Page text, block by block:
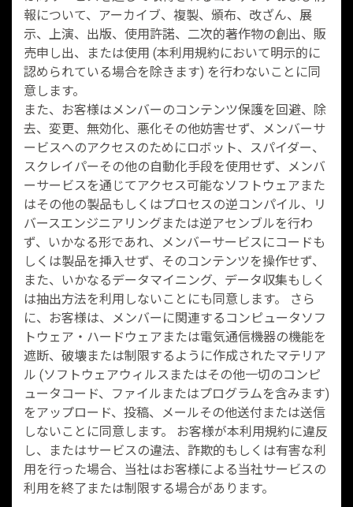
報について、アーカイブ、複製、頒布、改ざん、展
示、上演、出版、使用許諾、二次的著作物の創出、販
売申し出、または使用 (本利用規約において明示的に
認められている場合を除きます) を行わないことに同
意します。
また、お客様はメンバーのコンテンツ保護を回避、除
去、変更、無効化、悪化その他妨害せず、メンバーサ
ービスへのアクセスのためにロボット、スパイダー、
スクレイパーその他の自動化手段を使用せず、メンバ
ーサービスを通じてアクセス可能なソフトウェアまた
はその他の製品もしくはプロセスの逆コンパイル、リ
バースエンジニアリングまたは逆アセンブルを行わ
ず、いかなる形であれ、メンバーサービスにコードも
しくは製品を挿入せず、そのコンテンツを操作せず、
また、いかなるデータマイニング、データ収集もしく
は抽出方法を利用しないことにも同意します。 さら
に、お客様は、メンバーに関連するコンピュータソフ
トウェア・ハードウェアまたは電気通信機器の機能を
遮断、破壊または制限するように作成されたマテリア
ル (ソフトウェアウィルスまたはその他一切のコンピ
ュータコード、ファイルまたはプログラムを含みます)
をアップロード、投稿、メールその他送付または送信
しないことに同意します。 お客様が本利用規約に違反
し、またはサービスの違法、詐欺的もしくは有害な利
用を行った場合、当社はお客様による当社サービスの
利用を終了または制限する場合があります。